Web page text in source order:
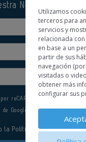
Newsletter
reCAPTCHA y se aplican la
de Google.
la Política de Privacidad
Utilizamos
terceros para
servicios y
relacionada
en base a un
partir de sus
navegación
visitadas o
obtener más
configurar sus